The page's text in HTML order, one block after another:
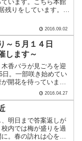
ています。こちら本館
残りをしています。3
新学期が始まりました
スタートダッシュが
でし.....
2016.09.02
～５月１４日
します～
香バラが見ごろを迎
日。一部咲き始めてい
開花を待っていま
を迎える「バラ祭
日土曜日１３時３０
今年は校舎改築中の
くなっ.....
2016.04.27
明日まで答案返しが
内では梅が盛りを過
。春の訪れは心を軽